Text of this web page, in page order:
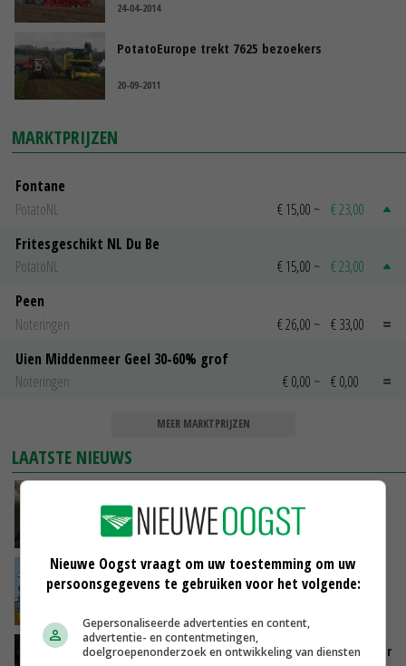
24-04-2014
PotatoEurope trekt 7625 bezoekers
20-09-2011
MARKTPRIJZEN
Fontane
PotatoNL
€ 15,00 ~ € 23,00
Fritesgeschikt NL Du Be
PotatoNL
€ 15,00 ~ € 23,00
Peen
Noteringen
€ 26,00 ~ € 33,00
Uien Middenmeer Geel 30-60% grof
Noteringen
€ 0,00 ~ € 0,00
MEER MARKTPRIJZEN
LAATSTE NIEUWS
zorgen voor meer balans’
VANDAAG, 16:01
Internationale vraag naar geitenzuivel blijft
groot: Nederland in Europese top
Vlaamse varkensstapel krimpt, pluimveesector
Nieuwe Oogst vraagt om uw toestemming om uw
persoonsgegevens te gebruiken voor het volgende:
Gepersonaliseerde advertenties en content,
advertentie- en contentmetingen,
doelgroepenonderzoek en ontwikkeling van diensten